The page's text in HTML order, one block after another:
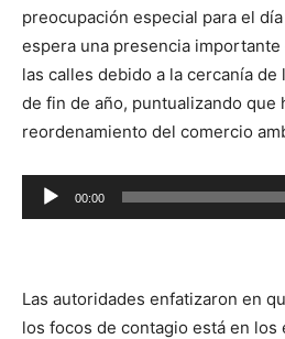
preocupación especial para el
espera una presencia
las calles debido a la cercanía de
de fin de año, puntualizando que
reordenamiento del comercio
Reproductor
de
00:00
Las autoridades enfatizaron en
los focos de contagio está en